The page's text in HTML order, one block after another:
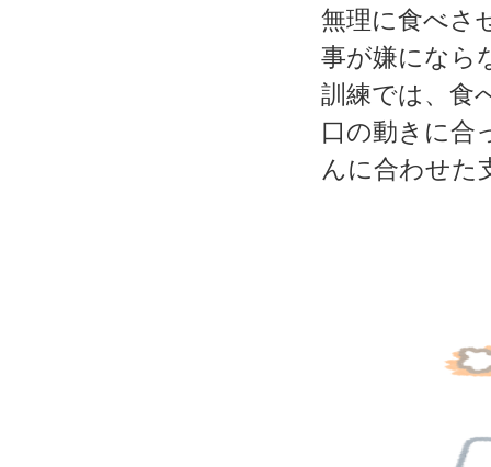
無理に食べさ
事が嫌になら
訓練では、食
口の動きに合
んに合わせた